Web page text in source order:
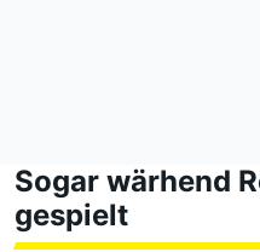
Sogar wärhend
gespielt